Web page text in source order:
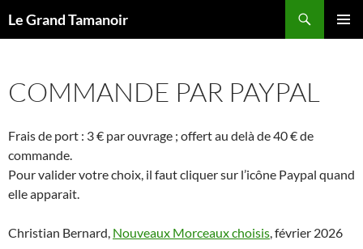
Le Grand Tamanoir
COMMANDE PAR PAYPAL
Frais de port : 3 € par ouvrage ; offert au delà de 40 € de
commande.
Pour valider votre choix, il faut cliquer sur l’icône Paypal quand
elle apparait.
Christian Bernard, Nouveaux Morceaux choisis, février 2026